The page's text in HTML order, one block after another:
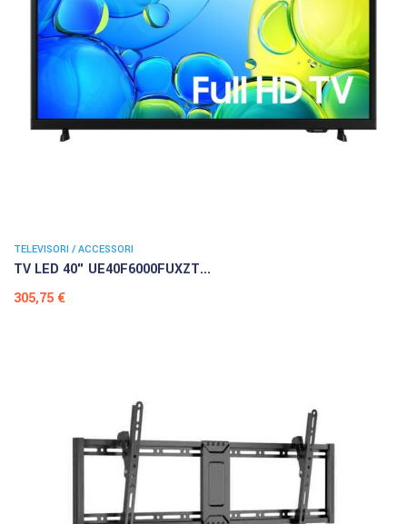
TELEVISORI / ACCESSORI
TV LED 40" UE40F6000FUXZT...
Prezzo
305,75 €